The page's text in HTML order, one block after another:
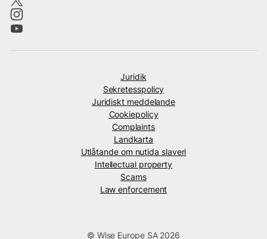
Juridik
Sekretesspolicy
Juridiskt meddelande
Cookiepolicy
Complaints
Landkarta
Utlåtande om nutida slaveri
Intellectual property
Scams
Law enforcement
© Wise Europe SA 2026